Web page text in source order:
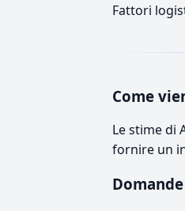
Fattori
Come
Le stime di
fornire un